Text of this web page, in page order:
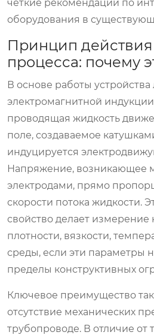
четкие рекомендации по
оборудования в
Принцип
процесса: почему
В основе работы устройства
электромагнитной
проводящая жидкость
поле, создаваемое
индуцируется
Напряжение, возникающее
электродами, прямо
скорости потока жидкости.
свойство делает
плотности, вязкости,
среды, если эти параметры
пределы конструктивных
Ключевое преимущество
отсутствие механических
трубопроводе. В отличие от